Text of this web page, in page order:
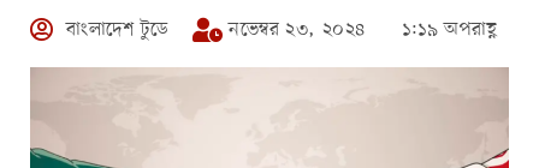
বাংলাদেশ টুডে নভেম্বর ২৩, ২০২৪ ১:১৯ অপরাহ্ণ